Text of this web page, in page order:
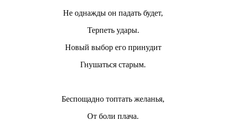
Не однажды он падать будет,
Терпеть удары.
Новый выбор его принудит
Гнушаться старым.
Беспощадно топтать желанья,
От боли плача.